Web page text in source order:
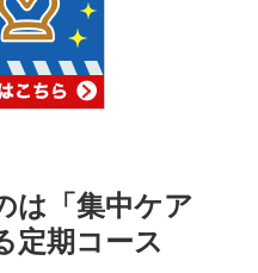
は「集中ケア
定期コース